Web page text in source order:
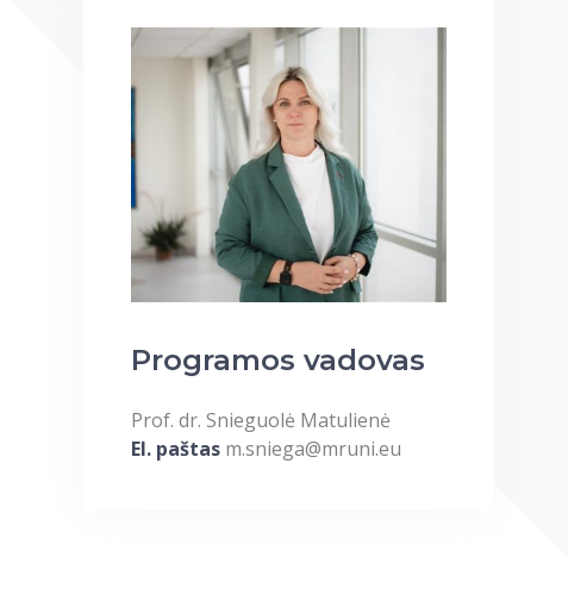
Programos vadovas
Prof. dr. Snieguolė Matulienė
El. paštas m.sniega@mruni.eu